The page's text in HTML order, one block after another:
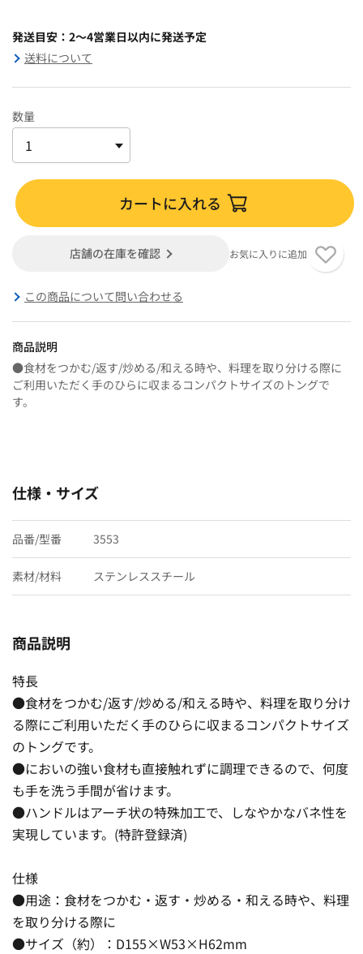
発送目安：2～4営業日以内に発送予定
送料について
数量
カートに入れる
店舗の在庫を確認 お気に入りに追加
この商品について問い合わせる
商品説明
●食材をつかむ/返す/炒める/和える時や、料理を取り分ける際に
ご利用いただく手のひらに収まるコンパクトサイズのトングで
す。
仕様・サイズ
品番/型番 3553
素材/材料 ステンレススチール
商品説明
特長
●食材をつかむ/返す/炒める/和える時や、料理を取り分け
る際にご利用いただく手のひらに収まるコンパクトサイズ
のトングです。
●においの強い食材も直接触れずに調理できるので、何度
も手を洗う手間が省けます。
●ハンドルはアーチ状の特殊加工で、しなやかなバネ性を
実現しています。(特許登録済)
仕様
●用途：食材をつかむ・返す・炒める・和える時や、料理
を取り分ける際に
●サイズ（約）：D155×W53×H62mm